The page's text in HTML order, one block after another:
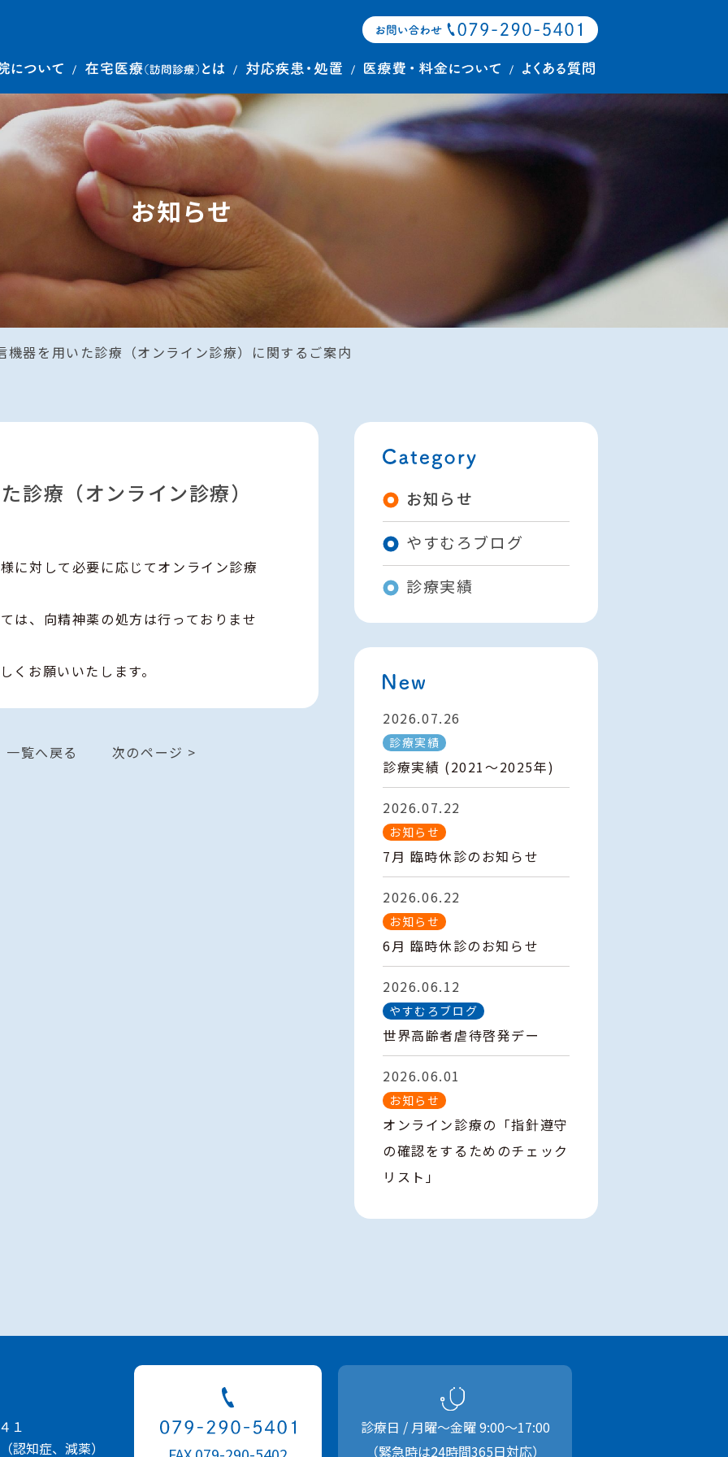
お知らせ
機器を用いた診療（オンライン診療）に関するご案内
診療（オンライン診療）
に対して必要に応じてオンライン診療
は、向精神薬の処方は行っておりませ
くお願いいたします。
一覧へ戻る 次のページ >
お知らせ
やすむろブログ
診療実績
2026.07.26
診療実績
診療実績 (2021～2025年)
2026.07.22
お知らせ
7月 臨時休診のお知らせ
2026.06.22
お知らせ
6月 臨時休診のお知らせ
2026.06.12
やすむろブログ
世界高齢者虐待啓発デー
2026.06.01
お知らせ
オンライン診療の「指針遵守
の確認をするためのチェック
リスト」
１
認知症、減薬）
診療日 / 月曜〜金曜9:00〜17:00
（緊急時は24時間365日対応）